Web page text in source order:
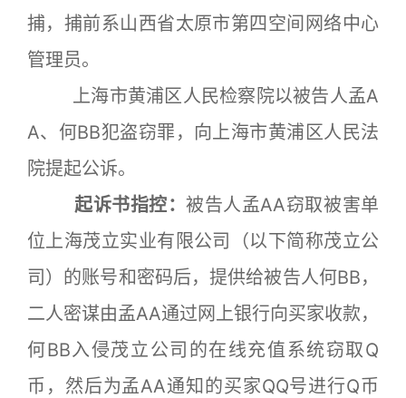
捕，捕前系山西省太原市第四空间网络中心
管理员。
上海市黄浦区人民检察院以被告人孟A
A、何BB犯盗窃罪，向上海市黄浦区人民法
院提起公诉。
起诉书指控：被告人孟AA窃取被害单
位上海茂立实业有限公司（以下简称茂立公
司）的账号和密码后，提供给被告人何BB，
二人密谋由孟AA通过网上银行向买家收款，
何BB入侵茂立公司的在线充值系统窃取Q
币，然后为孟AA通知的买家QQ号进行Q币